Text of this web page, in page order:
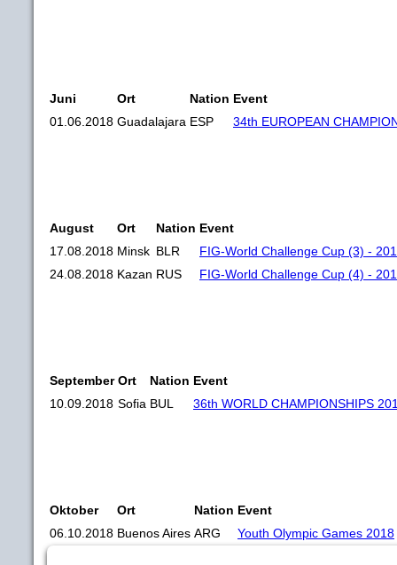
Juni Ort Nation Event
01.06.2018 Guadalajara ESP 34th EUROPEAN
August Ort Nation Event
17.08.2018 Minsk BLR
FIG-World Challenge Cup (3) -
24.08.2018 Kazan RUS FIG-World Challenge Cup (4) -
September Ort Nation Event
10.09.2018 Sofia BUL 36th WORLD CHAMPIONSHIPS
Oktober Ort Nation Event
06.10.2018 Buenos Aires ARG Youth Olympic Games 2018